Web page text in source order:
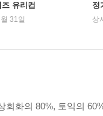
유리컵
31일
정
상
회화의 80%, 토익의